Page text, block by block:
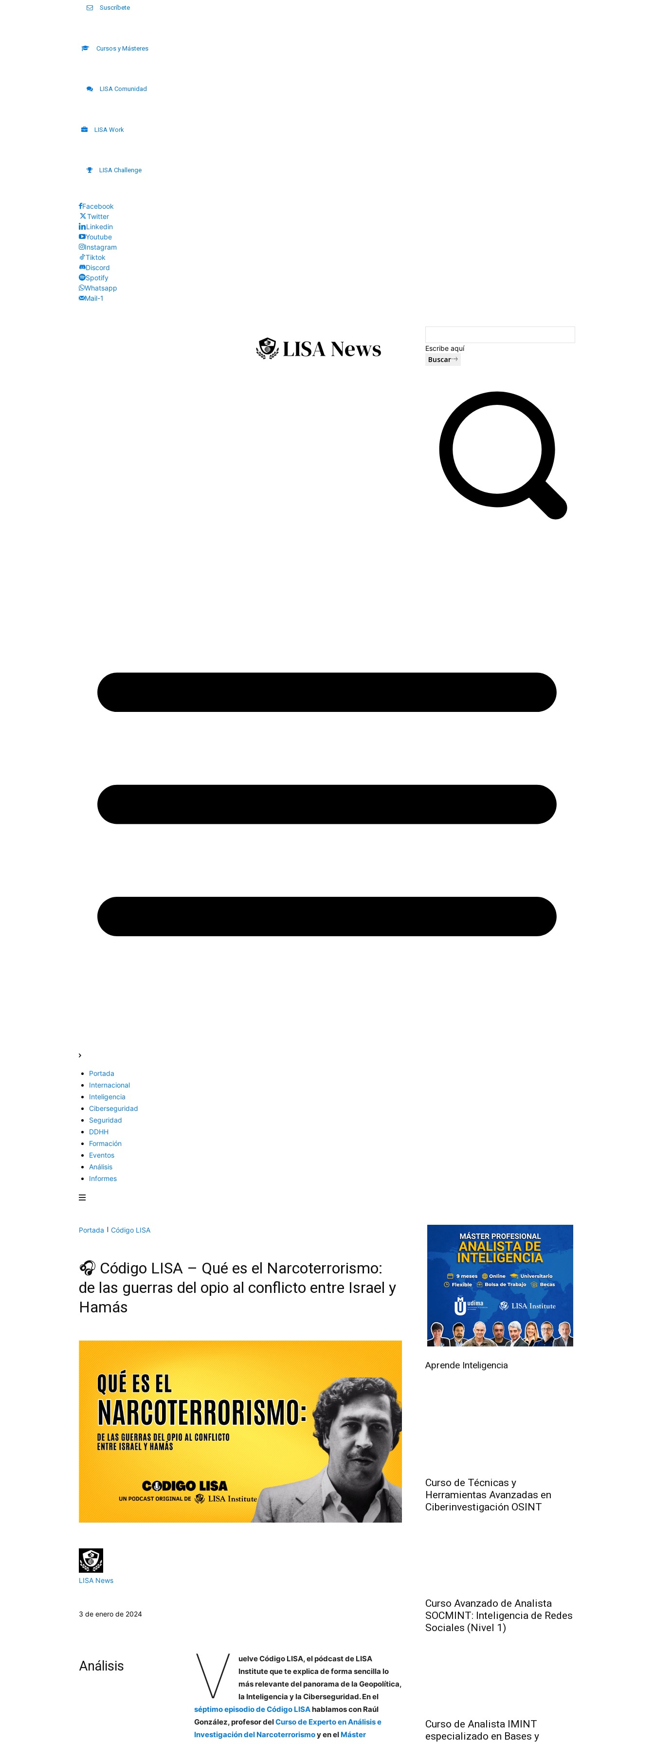
Suscríbete
Cursos y Másteres
LISA Comunidad
LISA Work
LISA Challenge
Facebook
Twitter
Linkedin
Youtube
Instagram
Tiktok
Discord
Spotify
Whatsapp
Mail-1
Escribe aquí
Buscar
Portada
Internacional
Inteligencia
Ciberseguridad
Seguridad
DDHH
Formación
Eventos
Análisis
Informes
Portada Código LISA
🎧 Código LISA – Qué es el Narcoterrorismo:
de las guerras del opio al conflicto entre Israel y
Hamás
LISA News
3 de enero de 2024
Análisis V
uelve Código LISA, el pódcast de LISA
Institute que te explica de forma sencilla lo
más relevante del panorama de la Geopolítica,
la Inteligencia y la Ciberseguridad. En el
séptimo episodio de Código LISAhablamos con Raúl
González, profesor delCurso de Experto en Análisis e
Investigación del Narcoterrorismoy en el Máster
Aprende Inteligencia
Curso de Técnicas y
Herramientas Avanzadas en
Ciberinvestigación OSINT
Curso Avanzado de Analista
SOCMINT: Inteligencia de Redes
Sociales (Nivel 1)
Curso de Analista IMINT
especializado en Bases y